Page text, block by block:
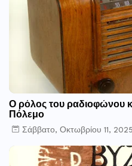
Ο ρόλος του ραδιοφώνου
Πόλεμο
Σάββατο, Οκτωβρίου 11, 2025